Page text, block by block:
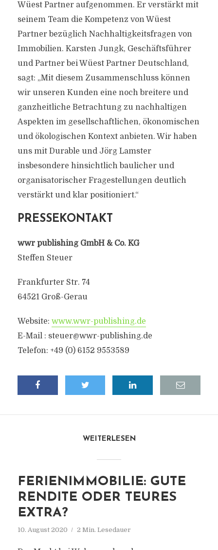
Wüest Partner aufgenommen. Er verstärkt mit
seinem Team die Kompetenz von Wüest
Partner bezüglich Nachhaltigkeitsfragen von
Immobilien. Karsten Jungk, Geschäftsführer
und Partner bei Wüest Partner Deutschland,
sagt: „Mit diesem Zusammenschluss können
wir unseren Kunden eine noch breitere und
ganzheitliche Betrachtung zu nachhaltigen
Aspekten im gesellschaftlichen, ökonomischen
und ökologischen Kontext anbieten. Wir haben
uns mit Durable und Jörg Lamster
insbesondere hinsichtlich baulicher und
organisatorischer Fragestellungen deutlich
verstärkt und klar positioniert.“
PRESSEKONTAKT
wwr publishing GmbH & Co. KG
Steffen Steuer
Frankfurter Str. 74
64521 Groß-Gerau
Website: www.wwr-publishing.de
E-Mail : steuer@wwr-publishing.de
Telefon: +49 (0) 6152 9553589
WEITERLESEN
FERIENIMMOBILIE: GUTE
RENDITE ODER TEURES
EXTRA?
10. August 2020 2 Min. Lesedauer